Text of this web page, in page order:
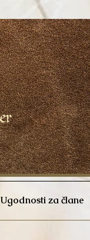
Ugodnosti za člane